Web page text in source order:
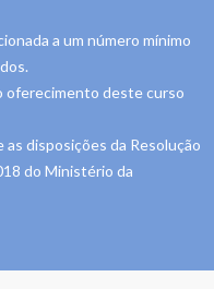
a um número mínimo
oferecimento deste curso
disposições da Resolução
do Ministério da